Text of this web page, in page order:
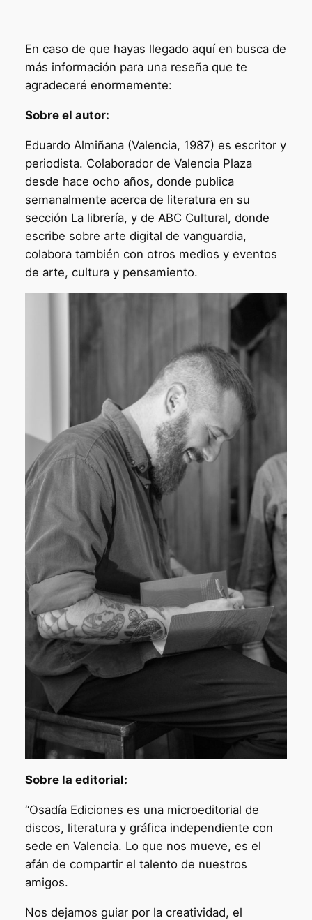
En caso de que hayas llegado aquí en busca de
más información para una reseña que te
agradeceré enormemente:
Sobre el autor:
Eduardo Almiñana (Valencia, 1987) es escritor y
periodista. Colaborador de Valencia Plaza
desde hace ocho años, donde publica
semanalmente acerca de literatura en su
sección La librería, y de ABC Cultural, donde
escribe sobre arte digital de vanguardia,
colabora también con otros medios y eventos
de arte, cultura y pensamiento.
Sobre la editorial:
“Osadía Ediciones es una microeditorial de
discos, literatura y gráfica independiente con
sede en Valencia. Lo que nos mueve, es el
afán de compartir el talento de nuestros
amigos.
Nos dejamos guiar por la creatividad, el